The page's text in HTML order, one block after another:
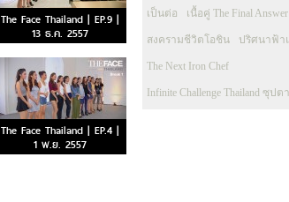
The Face Thailand | EP.9 |
13 ธ.ค. 2557
The Face Thailand | EP.4 |
1 พ.ย. 2557
เป็นต่อ เนื้อคู่ The Final Answer
สงครามชีวิตโอชิน ปริศนาฟ้า
The Next Iron Chef
Infinite Challenge Thailand ซุป